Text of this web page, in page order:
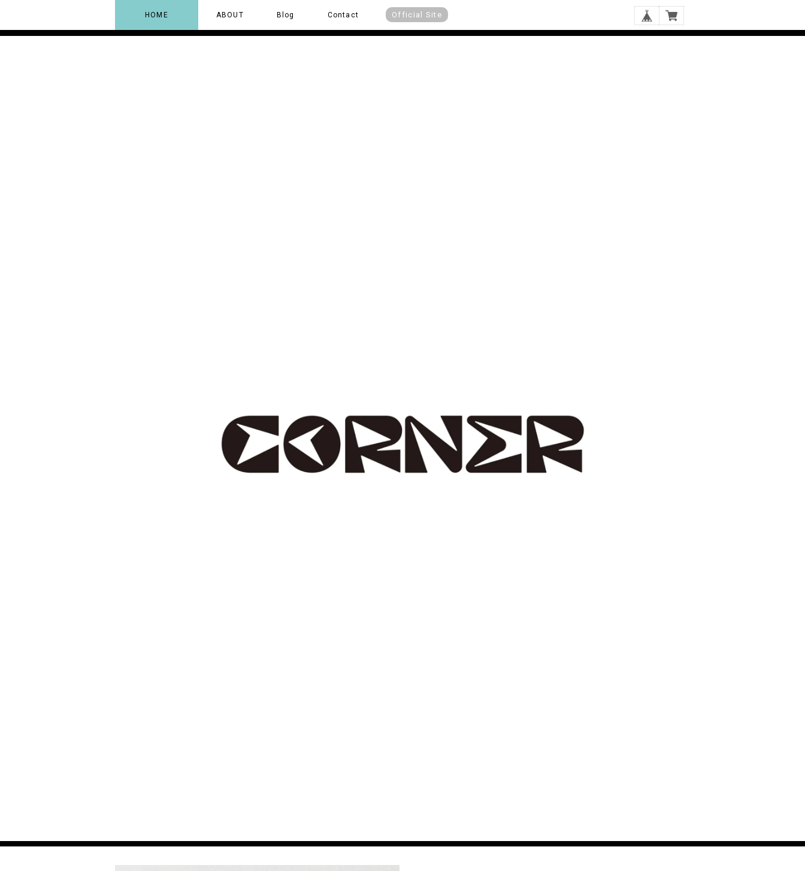
HOME ABOUT Blog Contact Official Site